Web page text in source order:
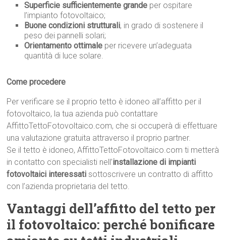
Superficie sufficientemente grande per ospitare
l’impianto fotovoltaico;
Buone condizioni strutturali, in grado di sostenere il
peso dei pannelli solari;
Orientamento ottimale per ricevere un’adeguata
quantità di luce solare.
Come procedere
Per verificare se il proprio tetto è idoneo all’affitto per il
fotovoltaico, la tua azienda può contattare
AffittoTettoFotovoltaico.com, che si occuperà di effettuare
una valutazione gratuita attraverso il proprio partner.
Se il tetto è idoneo, AffittoTettoFotovoltaico.com ti metterà
in contatto con specialisti nell’installazione di impianti
fotovoltaici interessati sottoscrivere un contratto di affitto
con l’azienda proprietaria del tetto.
Vantaggi dell’affitto del tetto per
il fotovoltaico: perché bonificare